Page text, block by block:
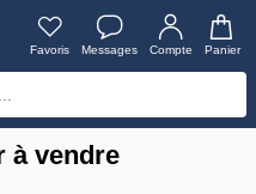
Favoris Messages Compte Panier
à vendre